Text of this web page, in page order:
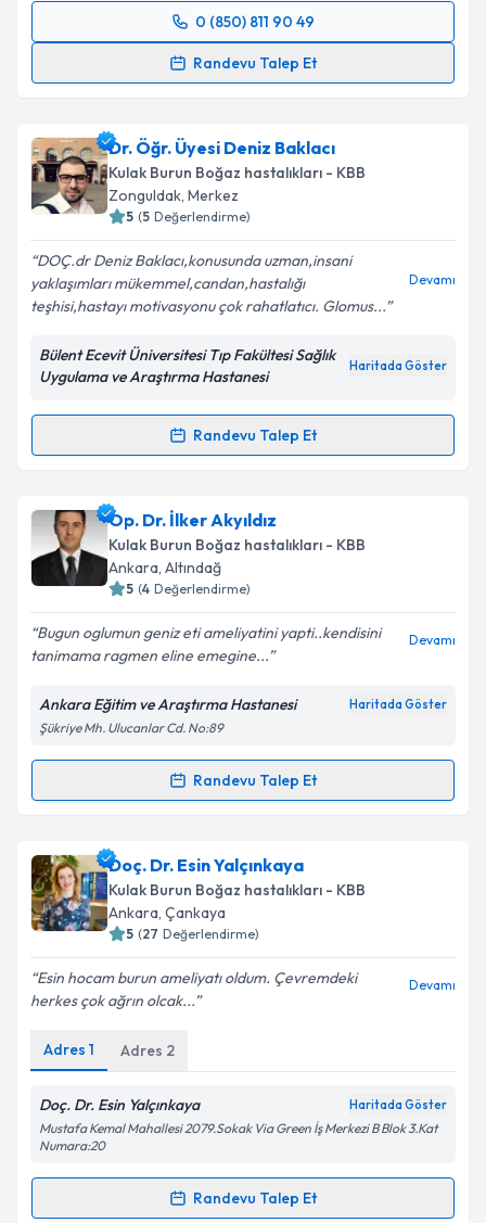
Takvim Talebini Gönder
0 (850) 811 90 49
Randevu Talep Et
Randevu Takvimi Talebi
takvim hazırlandığında e-posta ile bilgilendireceğiz.
E-posta Adresiniz
Kişisel verilerimin işlenmesine ilişkin
Aydınlatma
Metni
'ni okudum ve kişisel verilerimin belirtilen
kapsamda işlenmesini kabul ediyorum.
Takvim Talebini Gönder
Dr. Öğr. Üyesi Deniz Baklacı
Kulak Burun Boğaz hastalıkları - KBB
Zonguldak, Merkez
5 (5 Değerlendirme)
DOÇ.dr Deniz Baklacı,konusunda uzman,insani
yaklaşımları mükemmel,candan,hastalığı
teşhisi,hastayı motivasyonu çok rahatlatıcı. Glomus...
Devamı
Bülent Ecevit Üniversitesi Tıp Fakültesi Sağlık
Uygulama ve Araştırma Hastanesi
Haritada Göster
Randevu Talep Et
Randevu Takvimi Talebi
Dr. Öğr. Üyesi Deniz Baklacı
talebi oluşturun. Size bu uzmandan randevu almanız
için bir takvim hazırlandığında e-posta ile
bilgilendireceğiz.
E-posta Adresiniz
Kişisel verilerimin işlenmesine ilişkin
Metni'ni okudum ve kişisel verilerimin belirtilen
kapsamda işlenmesini kabul ediyorum.
Op. Dr. İlker Akyıldız
Kulak Burun Boğaz hastalıkları - KBB
Ankara, Altındağ
5 (4 Değerlendirme)
Bugun oglumun geniz eti ameliyatini yapti..kendisini
tanimama ragmen eline emegine...
Devamı
Ankara Eğitim ve Araştırma Hastanesi Haritada Göster
Şükriye Mh. Ulucanlar Cd. No:89
Randevu Talep Et
Randevu Takvimi Talebi
Op. Dr. İlker Akyıldıziçin randevu takvimi talebi
oluşturun. Size bu uzmandan randevu almanız için bir
takvim hazırlandığında e-posta ile bilgilendireceğiz.
Kişisel verilerimin işlenmesine ilişkin
Metni'ni okudum ve kişisel verilerimin belirtilen
kapsamda işlenmesini kabul ediyorum.
Doç. Dr. Esin Yalçınkaya
Kulak Burun Boğaz hastalıkları - KBB
Ankara, Çankaya
5 (27 Değerlendirme)
Esin hocam burun ameliyatı oldum. Çevremdeki
herkes çok ağrın olcak...
Devamı
Adres 1 Adres 2
Doç. Dr. Esin Yalçınkaya Haritada Göster
Mustafa Kemal Mahallesi 2079.Sokak Via Green İş Merkezi B Blok 3.Kat
Numara:20
Randevu Talep Et
Randevu Takvimi Talebi